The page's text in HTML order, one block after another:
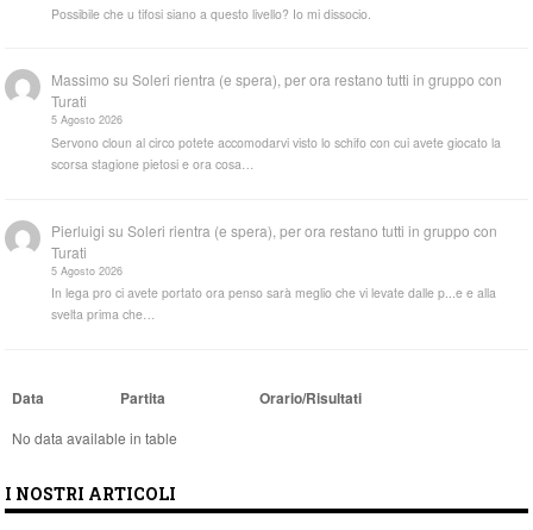
Possibile che u tifosi siano a questo livello? Io mi dissocio.
Massimo suSoleri rientra (e spera), per ora restano tutti in gruppo con
Turati
5 Agosto 2026
Servono cloun al circo potete accomodarvi visto lo schifo con cui avete giocato la
scorsa stagione pietosi e ora cosa…
Pierluigi suSoleri rientra (e spera), per ora restano tutti in gruppo con
Turati
5 Agosto 2026
In lega pro ci avete portato ora penso sarà meglio che vi levate dalle p...e e alla
svelta prima che…
Data Partita Orario/Risultati
No data available in table
I NOSTRI ARTICOLI